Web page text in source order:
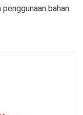
bahan